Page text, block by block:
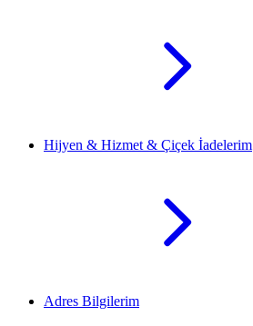
Hijyen & Hizmet & Çiçek İadelerim
Adres Bilgilerim